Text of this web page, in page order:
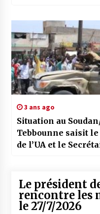
3 ans ago
Situation au
Tebbounne saisit le
de l’UA et le
Le président
rencontre les
le 27/7/2026